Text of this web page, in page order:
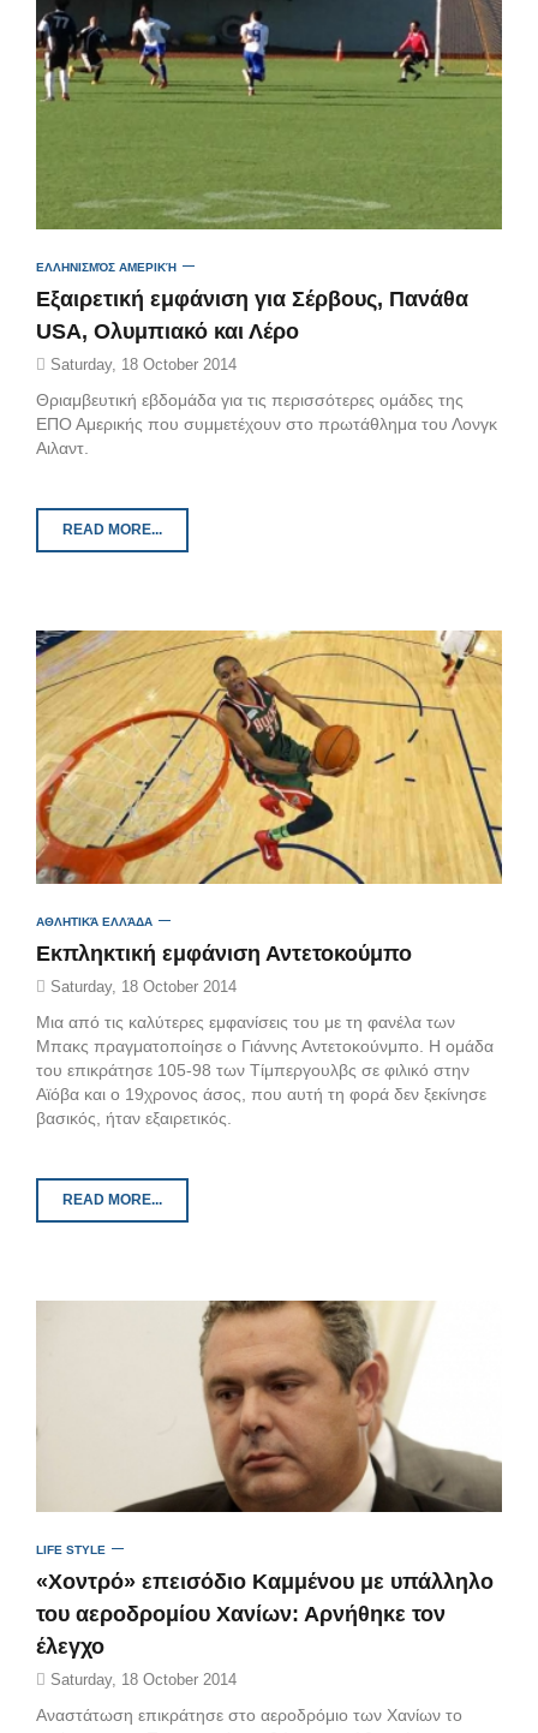
ΕΛΛΗΝΙΣΜΌΣ ΑΜΕΡΙΚΉ
Εξαιρετική εμφάνιση για Σέρβους, Πανάθα
USA, Ολυμπιακό και Λέρο
Saturday, 18 October 2014
Θριαμβευτική εβδομάδα για τις περισσότερες ομάδες της
ΕΠΟ Αμερικής που συμμετέχουν στο πρωτάθλημα του Λονγκ
Αιλαντ.
READ MORE...
ΑΘΛΗΤΙΚΆ ΕΛΛΆΔΑ
Eκπληκτική εμφάνιση Αντετοκούμπο
Saturday, 18 October 2014
Μια από τις καλύτερες εμφανίσεις του με τη φανέλα των
Μπακς πραγματοποίησε ο Γιάννης Αντετοκούνμπο. Η ομάδα
του επικράτησε 105-98 των Τίμπεργουλβς σε φιλικό στην
Αϊόβα και ο 19χρονος άσος, που αυτή τη φορά δεν ξεκίνησε
βασικός, ήταν εξαιρετικός.
READ MORE...
LIFE STYLE
«Χοντρό» επεισόδιο Καμμένου με υπάλληλο
του αεροδρομίου Χανίων: Αρνήθηκε τον
έλεγχο
Saturday, 18 October 2014
Αναστάτωση επικράτησε στο αεροδρόμιο των Χανίων το